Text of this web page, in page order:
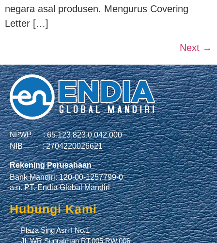
negara asal produsen. Mengurus Covering
Letter […]
Next →
NPWP :65.123.823.0.042.000
NIB :2704220026621
Rekening Perusahaan
Bank Mandiri: 120-00-1257799-0
a.n. PT. Endia Global Mandiri
Hubungi Kami
Plaza Sing Asri I No.1
Jl. WR Supratman RT.005 RW.006